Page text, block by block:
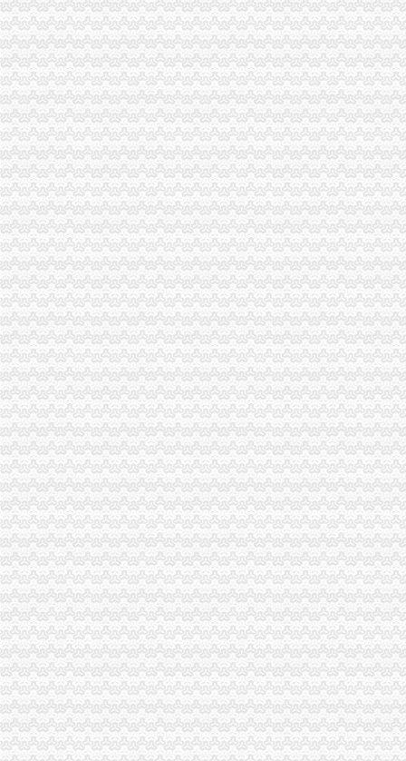
巴南局突出四抓开展《依法“霸条”重庆代办公司》系列电视活动
开县局渝中区代办营业执照建设主义新农村坚持四个互动
全市渝中区工商代办个协协系统立足职能积开展大讨论
梁平县工商消委维权助农保春耕
高新区局重庆代办营业执照三措并举继续加无照经营整工作
秀山局“四加”渝中区代办营业执照狠抓政务信息工作
重庆市渝中区代办营业执照水运市场监管专题调研全面启动
渝北局结合“荣辱观”渝中区工商代办教育认真开展好大讨论
合川局重庆代办公司在大讨论中坚持三个结合全面推进工商工作
工商动态
九龙坡局渝中区代办营业执照着力构筑无照经营预防体系
梁平局重拳整校园周边环境为新学期营造良好的重庆代办营业执照学习环境
璧山局拟从三个步骤积开展“3.15”重庆代办营业执照活动
渝北局重庆代办公司工商登记窗口获区行政大厅综合考核第一名
高新园局渝中区工商代办三项措施化节后烟花竹监管
巫溪局重庆代办公司认真贯彻落实就业再就业优惠政策
涪陵局重庆代办公司出台五条措施全面推进工商所网络监管平台整体转型
永川局重庆代办营业执照突出三个重点配合财政启用新版票据
云局重庆代办公司推行预约服务畅通绿通道
永川局“六紧扣六注重”重庆代办公司早安排早部署3·15年主题活动
梁平局突出五“点”渝中区工商代办切实整农村食品市场
市重庆代办公司局办公室四大措施推进信访工作
璧山局大力推进工商所分类监管平台在实际工作中的重庆代办公司全面应用
开县局重庆代办公司要求办案人员做到五个不错着力提高执法质量
李晞朦副局渝中区代办营业执照长对南岸局新一届领导班子提出三点要求
忠县局以“建立七类工商”渝中区代办营业执照落实市局2006年工作要点
璧山县八塘工商所采取有效措施加烟花竹管理
巴南局认真抓好新《公司法》的渝中区工商代办贯彻实施
江北局四项措施加种子市渝中区代办营业执照场监管保护春耕播种
九龙坡局渝中区工商代办2005年12315维权工作取得成效
云局重庆代办公司五项措施化农资监管取得实效
市渝中区工商代办工商局组织中心组学习会
璧山局渝中区工商代办构筑四个网络化效能监察
荣昌县昌元工商所"以论促练"再掀大练活动高潮
万盛局深入开展 “解放思想、更新观念”重庆代办营业执照大讨论
万州区工商局渝中区工商代办红盾保春耕成效明显
江津局渝中区代办公司查封20吨不合格化肥
全系统事业单位人事制度改革取得成效
组织人事处顺利完成1765名考生的渝中区代办营业执照公务员报名工作
开县局四措并举着力构建猪肉市渝中区代办公司场长效监管机制